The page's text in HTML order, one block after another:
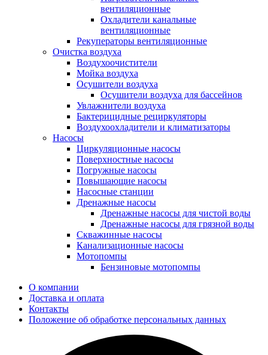
вентиляционные
Охладители канальные
вентиляционные
Рекуператоры вентиляционные
Очистка воздуха
Воздухоочистители
Мойка воздуха
Осушители воздуха
Осушители воздуха для бассейнов
Увлажнители воздуха
Бактерицидные рециркуляторы
Воздухоохладители и климатизаторы
Насосы
Циркуляционные насосы
Поверхностные насосы
Погружные насосы
Повышающие насосы
Насосные станции
Дренажные насосы
Дренажные насосы для чистой воды
Дренажные насосы для грязной воды
Скважинные насосы
Канализационные насосы
Мотопомпы
Бензиновые мотопомпы
О компании
Доставка и оплата
Контакты
Положение об обработке персональных данных